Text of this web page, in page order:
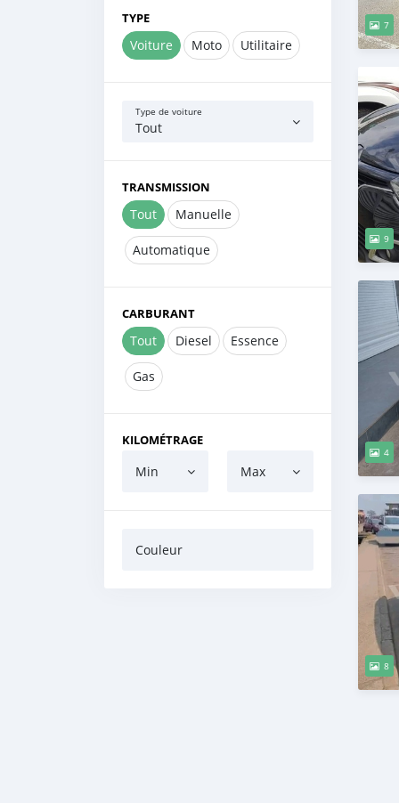
TYPE
Voiture Moto Utilitaire
Type de voiture
Tout
TRANSMISSION
Tout Manuelle
Automatique
CARBURANT
Tout Diesel Essence
Gas
KILOMÉTRAGE
Min Max
Couleur
7
9
4
8